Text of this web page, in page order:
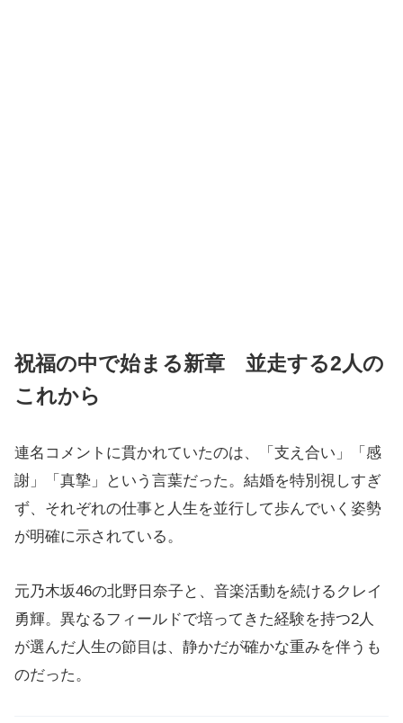
祝福の中で始まる新章 並走する2人の
これから
連名コメントに貫かれていたのは、「支え合い」「感
謝」「真摯」という言葉だった。結婚を特別視しすぎ
ず、それぞれの仕事と人生を並行して歩んでいく姿勢
が明確に示されている。
元乃木坂46の北野日奈子と、音楽活動を続けるクレイ
勇輝。異なるフィールドで培ってきた経験を持つ2人
が選んだ人生の節目は、静かだが確かな重みを伴うも
のだった。